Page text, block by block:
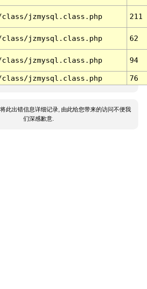
class/jzmysql.class.php 211
class/jzmysql.class.php 62
class/jzmysql.class.php 94
class/jzmysql.class.php 76
此出错信息详细记录, 由此给您带来的访问不便我
们深感歉意.